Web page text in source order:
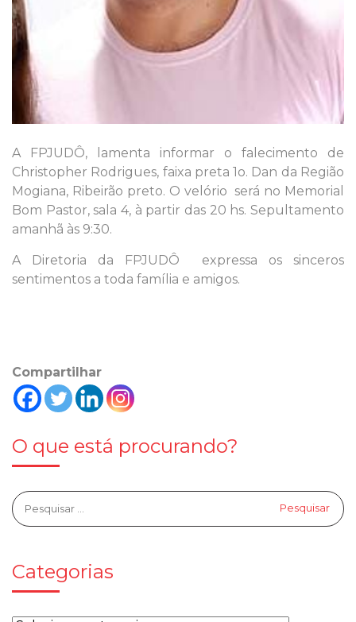
A FPJUDÔ, lamenta informar o falecimento de
Christopher Rodrigues, faixa preta 1o. Dan da Região
Mogiana, Ribeirão preto. O velório será no Memorial
Bom Pastor, sala 4, à partir das 20 hs. Sepultamento
amanhã às 9:30.
A Diretoria da FPJUDÔ expressa os sinceros
sentimentos a toda família e amigos.
Compartilhar
O que está procurando?
Categorias